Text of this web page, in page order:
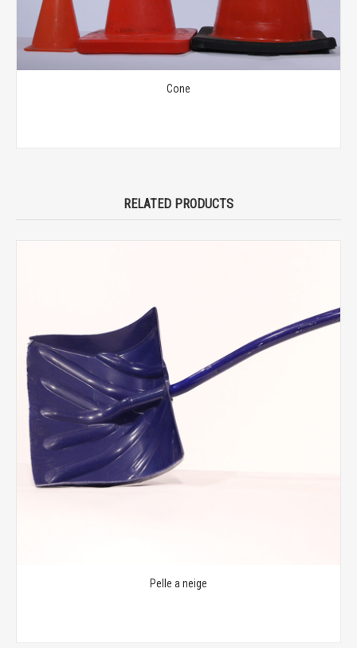
Cone
RELATED PRODUCTS
Pelle a neige